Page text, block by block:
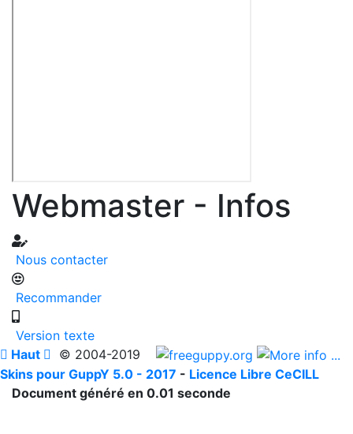
Webmaster - Infos
Nous contacter
Recommander
Version texte
 Haut  © 2004-2019
Skins pour GuppY 5.0 - 2017 - Licence Libre CeCILL
Document généré en 0.01 seconde